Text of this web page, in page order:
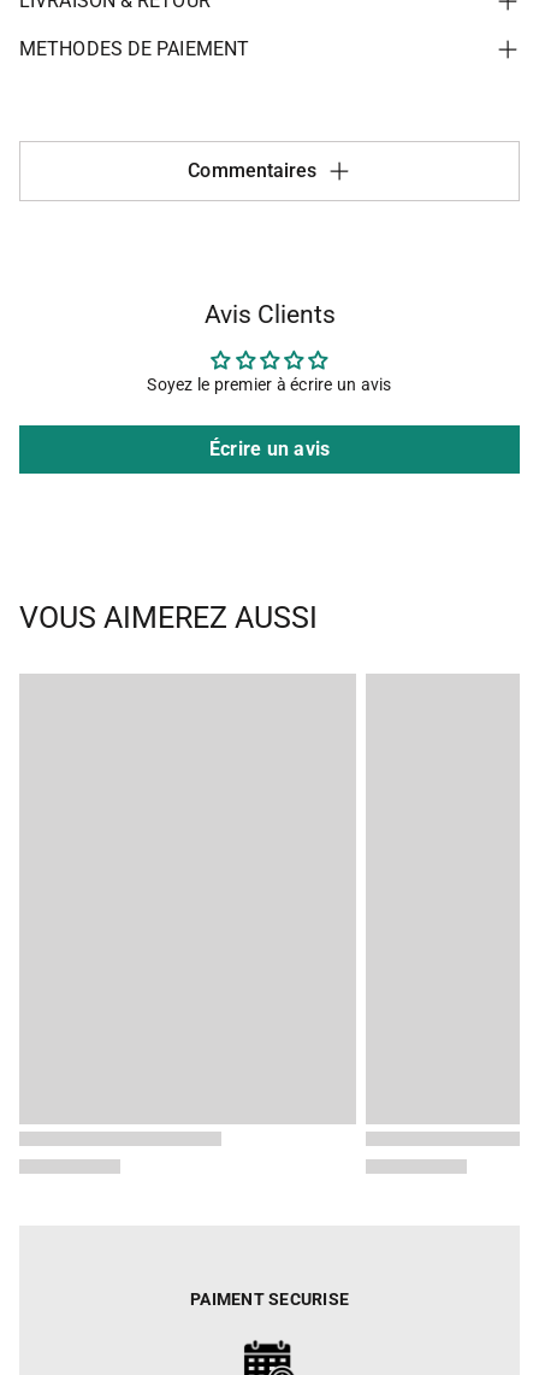
METHODES DE PAIEMENT
Commentaires
Avis Clients
Soyez le premier à écrire un avis
Écrire un avis
VOUS AIMEREZ AUSSI
PAIMENT SECURISE